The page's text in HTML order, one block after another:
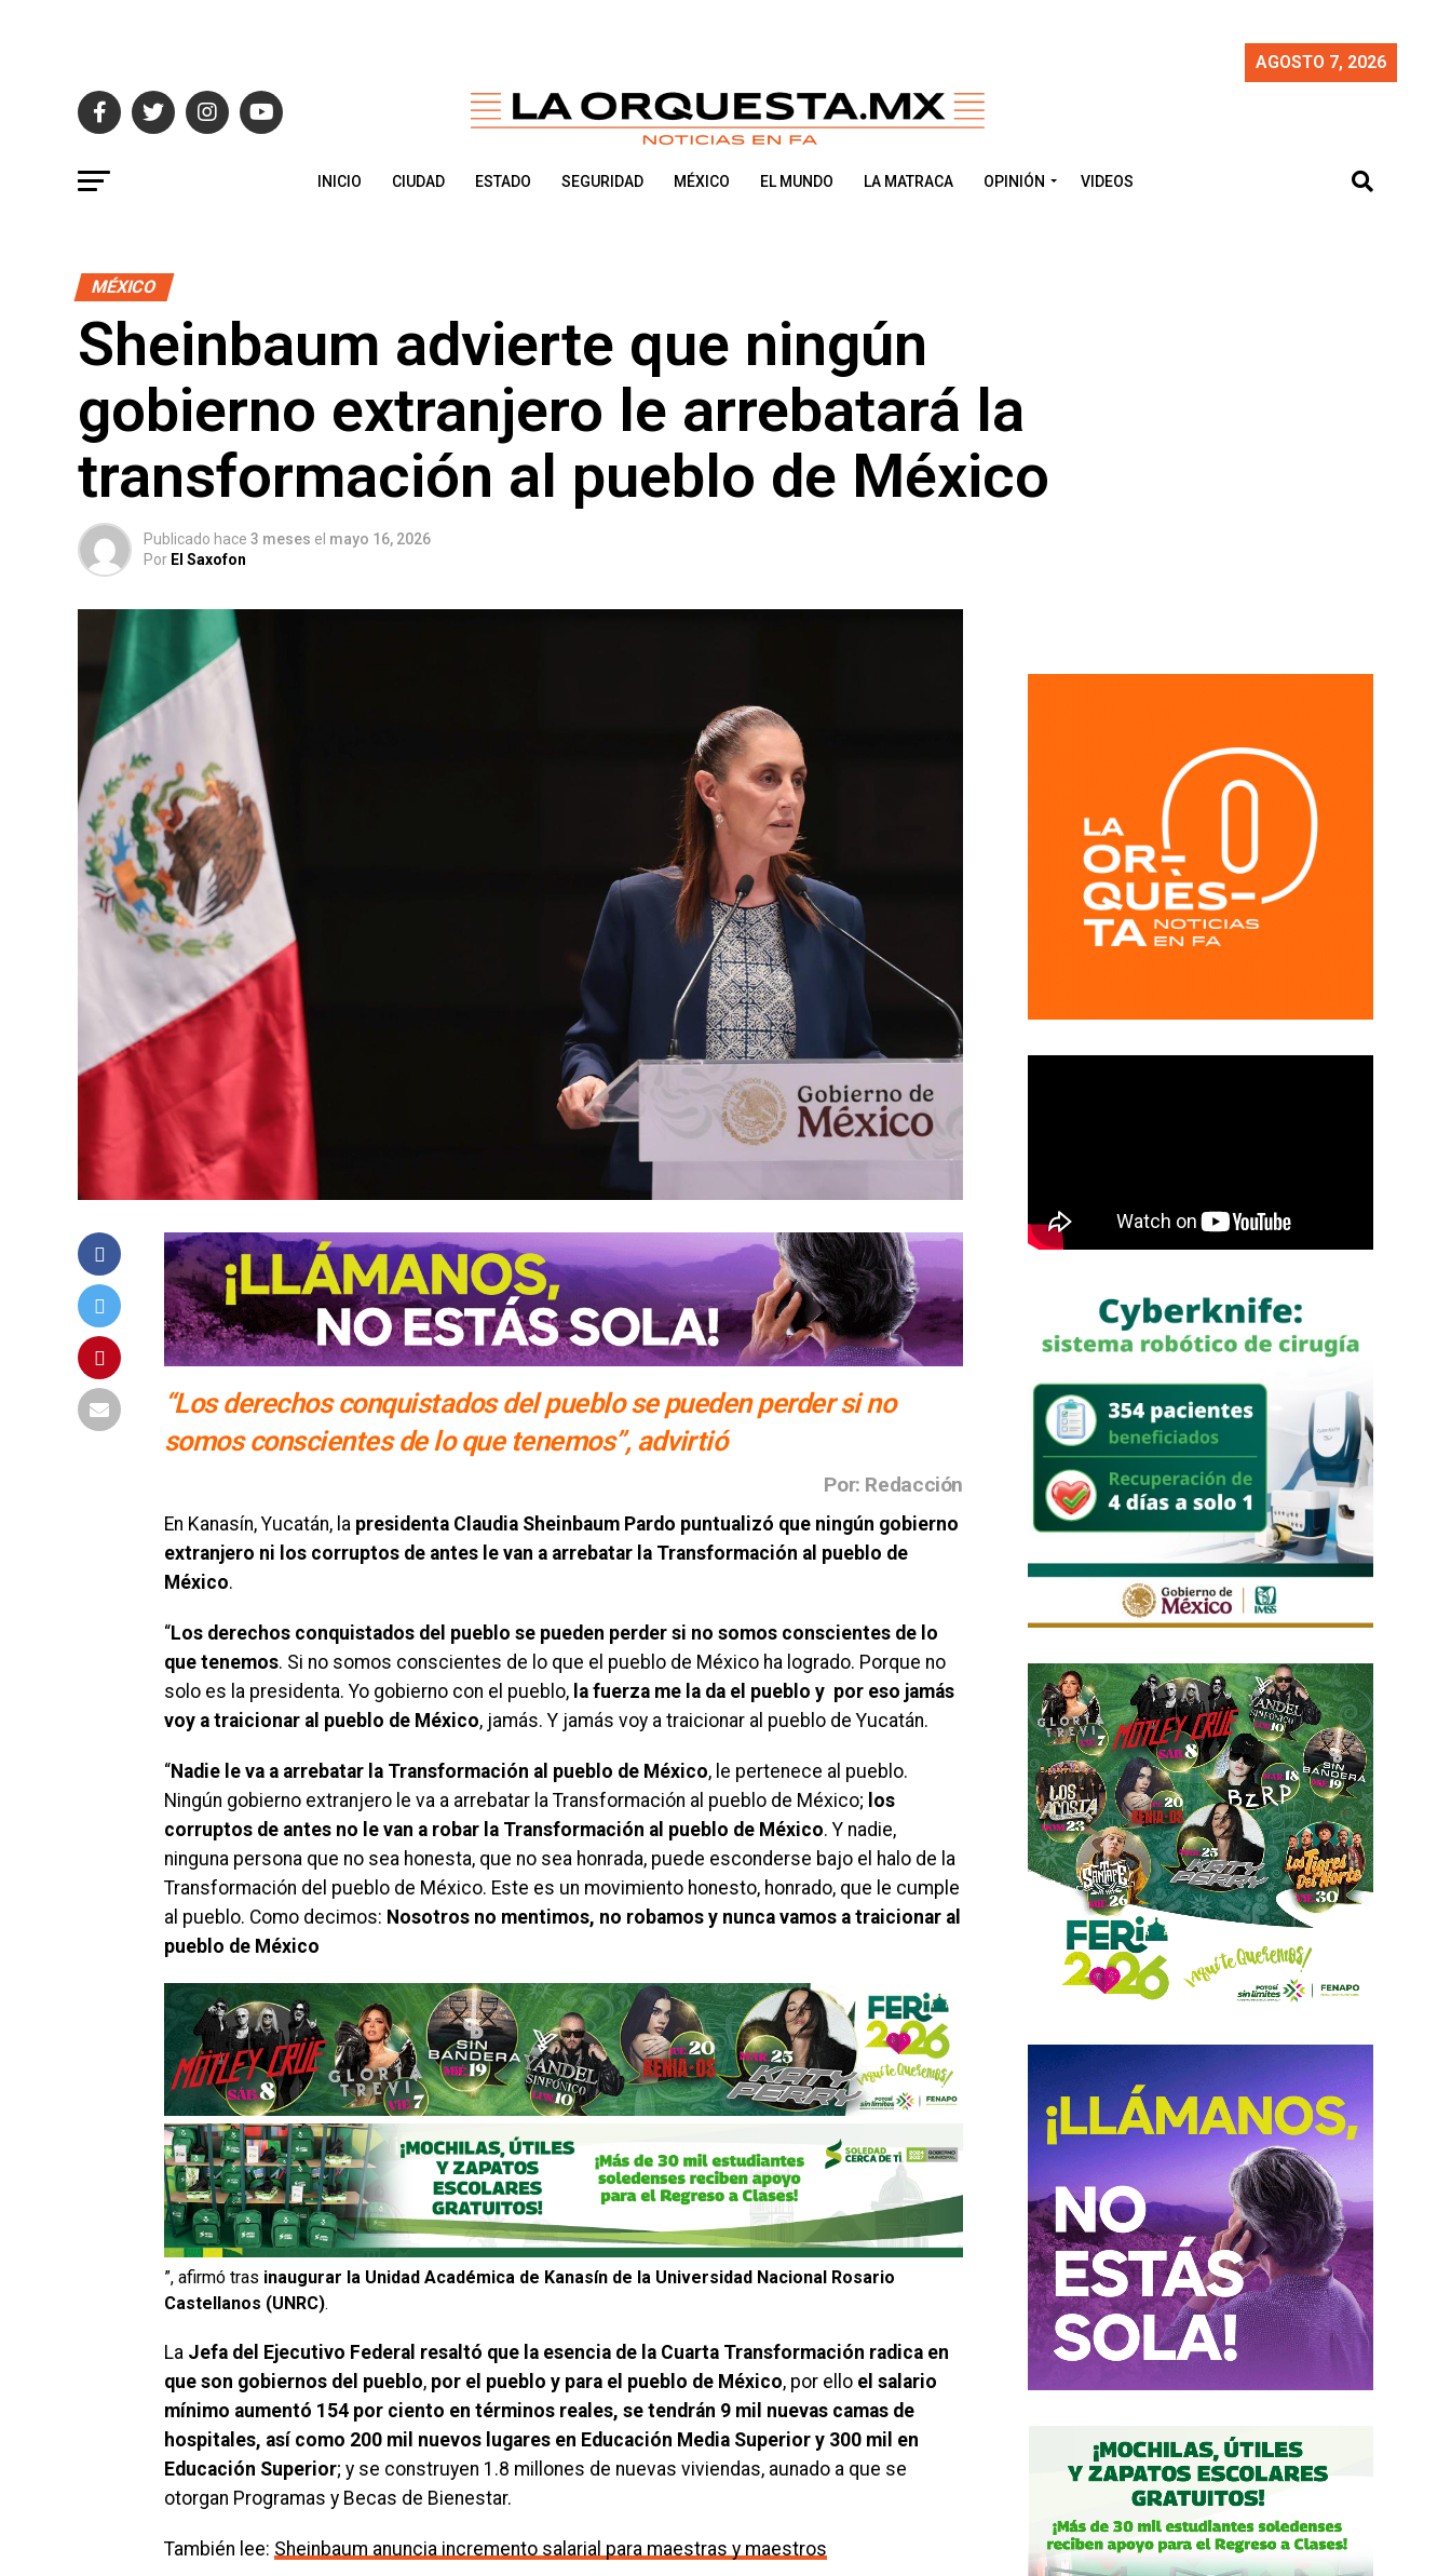
AGOSTO 7, 2026
INICIO CIUDAD ESTADO SEGURIDAD MÉXICO EL MUNDO LA MATRACA OPINIÓN VIDEOS
MÉXICO
Sheinbaum advierte que ningún
gobierno extranjero le arrebatará la
transformación al pueblo de México
Publicado hace 3 meses el mayo 16, 2026
Por El Saxofon
“Los derechos conquistados del pueblo se pueden perder si no
somos conscientes de lo que tenemos”, advirtió
Por: Redacción
En Kanasín, Yucatán, la presidenta Claudia Sheinbaum Pardo puntualizó que ningún gobierno
extranjero ni los corruptos de antes le van a arrebatar la Transformación al pueblo de
México.
“Los derechos conquistados del pueblo se pueden perder si no somos conscientes de lo
que tenemos. Si no somos conscientes de lo que el pueblo de México ha logrado. Porque no
solo es la presidenta. Yo gobierno con el pueblo, la fuerza me la da el pueblo y por eso jamás
voy a traicionar al pueblo de México, jamás. Y jamás voy a traicionar al pueblo de Yucatán.
“Nadie le va a arrebatar la Transformación al pueblo de México, le pertenece al pueblo.
Ningún gobierno extranjero le va a arrebatar la Transformación al pueblo de México; los
corruptos de antes no le van a robar la Transformación al pueblo de México. Y nadie,
ninguna persona que no sea honesta, que no sea honrada, puede esconderse bajo el halo de la
Transformación del pueblo de México. Este es un movimiento honesto, honrado, que le cumple
al pueblo. Como decimos: Nosotros no mentimos, no robamos y nunca vamos a traicionar al
pueblo de México
”, afirmó tras inaugurar la Unidad Académica de Kanasín de la Universidad Nacional Rosario
Castellanos (UNRC).
La Jefa del Ejecutivo Federal resaltó que la esencia de la Cuarta Transformación radica en
que son gobiernos del pueblo, por el pueblo y para el pueblo de México, por ello el salario
mínimo aumentó 154 por ciento en términos reales, se tendrán 9 mil nuevas camas de
hospitales, así como 200 mil nuevos lugares en Educación Media Superior y 300 mil en
Educación Superior; y se construyen 1.8 millones de nuevas viviendas, aunado a que se
otorgan Programas y Becas de Bienestar.
También lee: Sheinbaum anuncia incremento salarial para maestras y maestros